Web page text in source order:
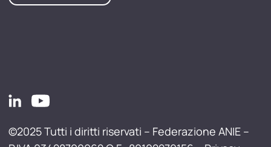
©2025 Tutti i diritti riservati – Federazione ANIE –